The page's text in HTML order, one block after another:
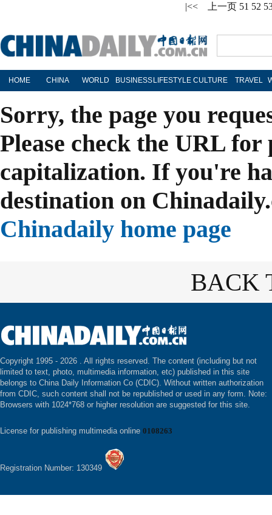
|<< 上一页 51 52
HOME CHINA WORLD BUSINESSLIFESTYLE CULTURE TRAVEL
Sorry, the page you
Please check the URL
capitalization. If you're
destination on
Chinadaily home page
BACK
Copyright 1995 - 2026 . All rights reserved. The content (including but not
limited to text, photo, multimedia information, etc) published in this site
belongs to China Daily Information Co (CDIC). Without written authorization
from CDIC, such content shall not be republished or used in any form. Note:
Browsers with 1024*768 or higher resolution are suggested for this site.
License for publishing multimedia online 0108263
Registration Number: 130349